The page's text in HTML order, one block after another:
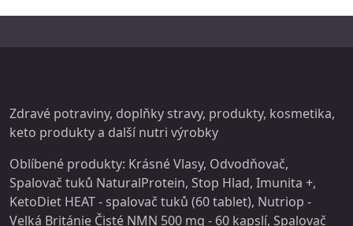
Zdravé potraviny, doplňky stravy, produkty, kosmetika,
keto produkty a další nutri výrobky
Oblíbené produkty: Krásné Vlasy, Odvodňovač,
Spalovač tuků NaturalProtein, Stop Hlad, Imunita +,
KetoDiet HEAT - spalovač tuků (60 tablet), Nutriop -
Velká Británie Čisté NMN 500 mg - 60 kapslí, Spalovač